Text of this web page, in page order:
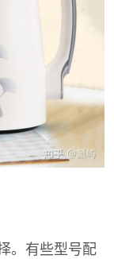
。有些型号配